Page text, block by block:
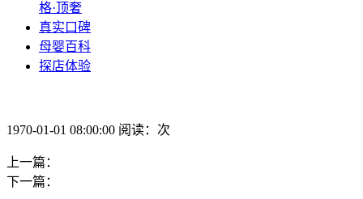
格·顶奢
真实口碑
母婴百科
探店体验
1970-01-01 08:00:00 阅读：次
上一篇：
下一篇：